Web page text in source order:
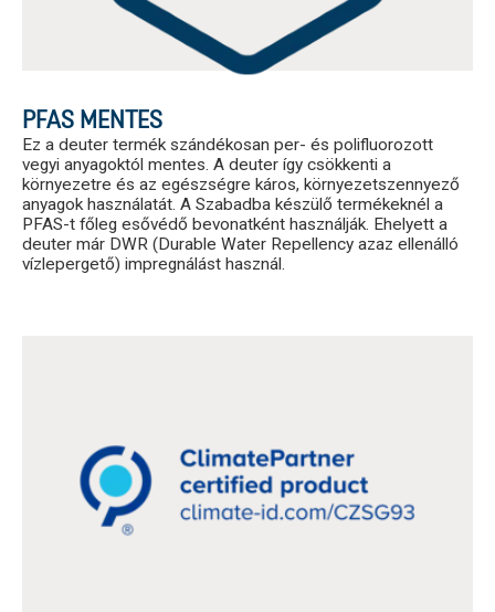
PFAS MENTES
Ez a deuter termék szándékosan per- és polifluorozott
vegyi anyagoktól mentes. A deuter így csökkenti a
környezetre és az egészségre káros, környezetszennyező
anyagok használatát. A Szabadba készülő termékeknél a
PFAS-t főleg esővédő bevonatként használják. Ehelyett a
deuter már DWR (Durable Water Repellency azaz ellenálló
vízlepergető) impregnálást használ.